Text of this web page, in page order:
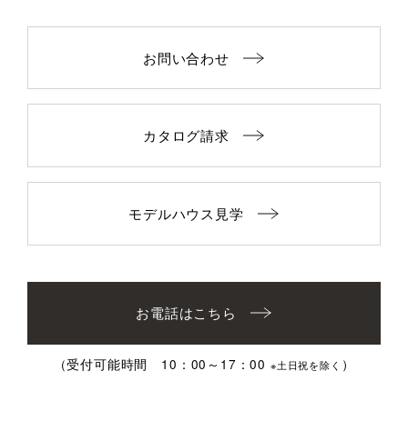
お問い合わせ
カタログ請求
モデルハウス見学
お電話はこちら
（受付可能時間 10：00～17：00 ※土日祝を除く ）